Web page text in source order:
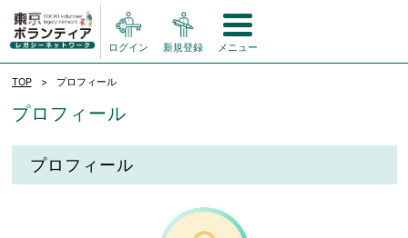
ログイン 新規登録 メニュー
TOP プロフィール
プロフィール
プロフィール